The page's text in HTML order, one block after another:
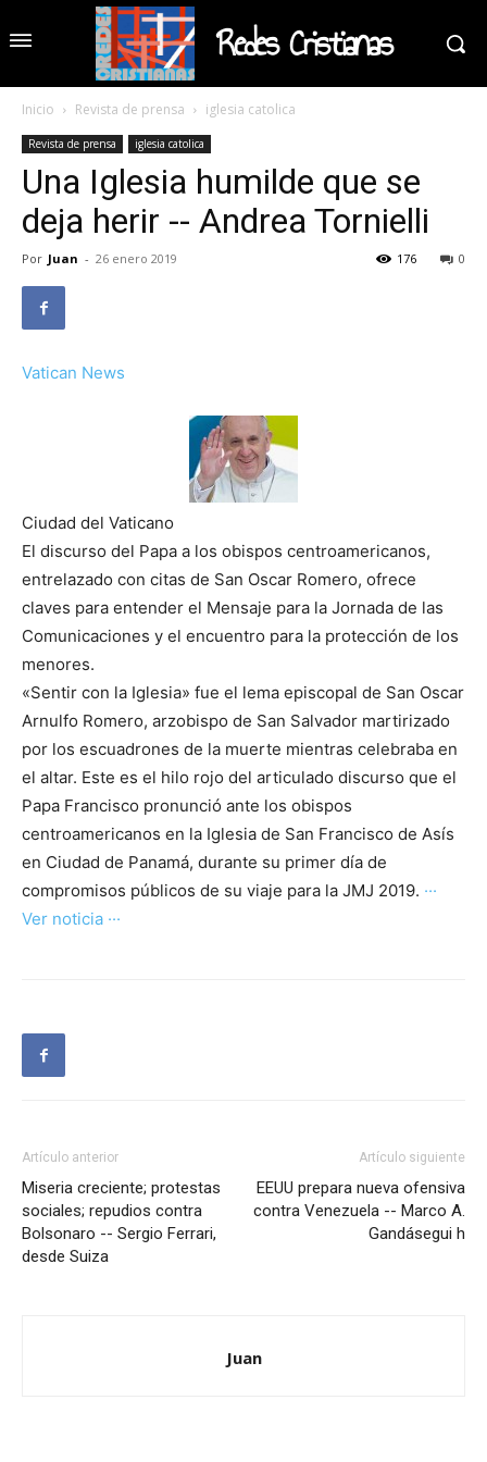
Redes Cristianas
Inicio Revista de prensa iglesia catolica
Revista de prensa iglesia catolica
Una Iglesia humilde que se
deja herir -- Andrea Tornielli
Por Juan - 26 enero 2019 0
176
Vatican News
Ciudad del Vaticano
El discurso del Papa a los obispos centroamericanos,
entrelazado con citas de San Oscar Romero, ofrece
claves para entender el Mensaje para la Jornada de las
Comunicaciones y el encuentro para la protección de los
menores.
«Sentir con la Iglesia» fue el lema episcopal de San Oscar
Arnulfo Romero, arzobispo de San Salvador martirizado
por los escuadrones de la muerte mientras celebraba en
el altar. Este es el hilo rojo del articulado discurso que el
Papa Francisco pronunció ante los obispos
centroamericanos en la Iglesia de San Francisco de Asís
en Ciudad de Panamá, durante su primer día de
compromisos públicos de su viaje para la JMJ 2019. ···
Ver noticia ···
Artículo anterior
Miseria creciente; protestas
sociales; repudios contra
Bolsonaro -- Sergio Ferrari,
desde Suiza
Artículo siguiente
EEUU prepara nueva ofensiva
contra Venezuela -- Marco A.
Gandásegui h
Juan